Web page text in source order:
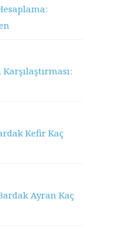
Kefir Kaç
Ayran Kaç